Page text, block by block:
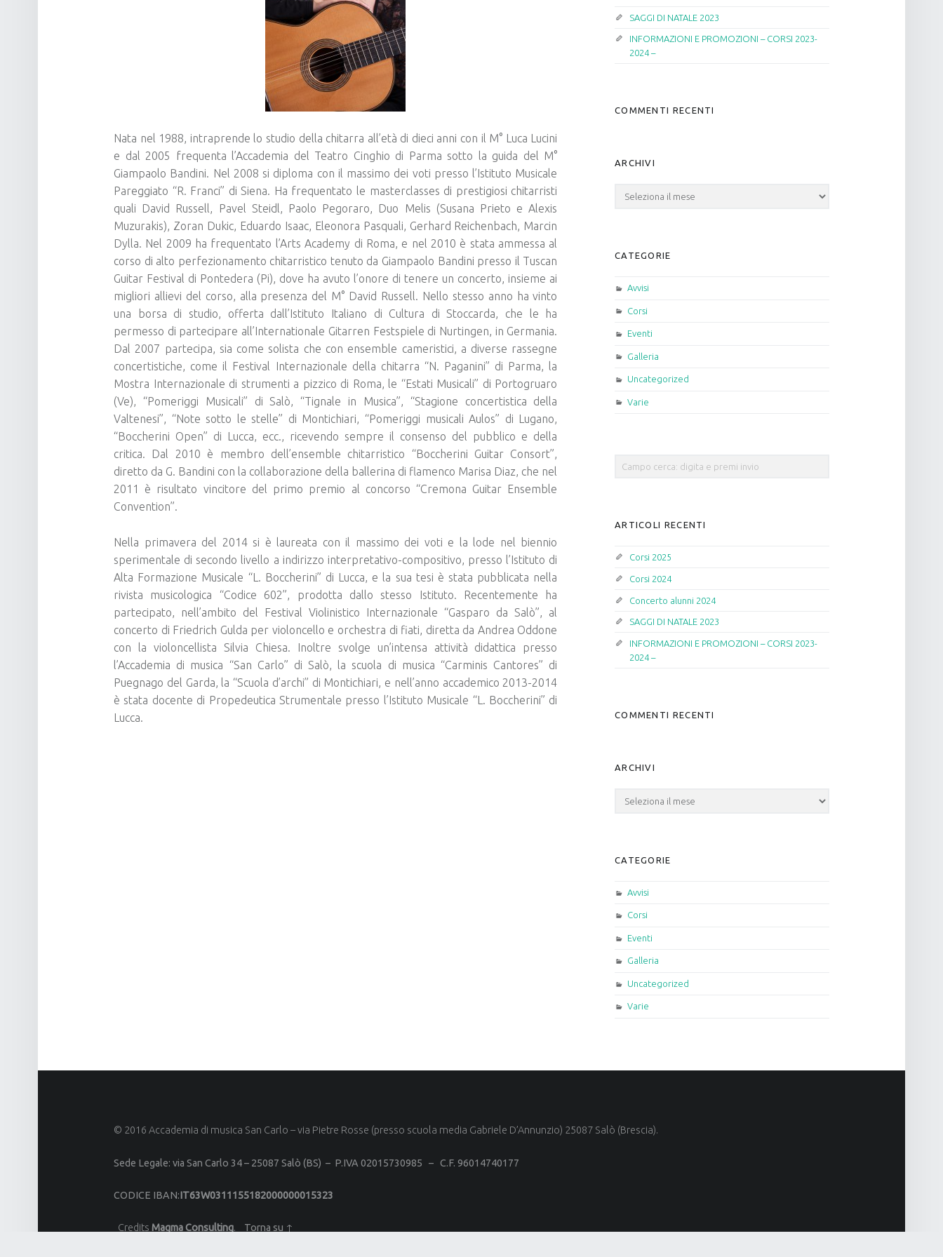
Nata nel 1988, intraprende lo studio della chitarra all’età di dieci anni con il M° Luca Lucini
e dal 2005 frequenta l’Accademia del Teatro Cinghio di Parma sotto la guida del M°
Giampaolo Bandini. Nel 2008 si diploma con il massimo dei voti presso l’Istituto Musicale
Pareggiato “R. Franci” di Siena. Ha frequentato le masterclasses di prestigiosi chitarristi
quali David Russell, Pavel Steidl, Paolo Pegoraro, Duo Melis (Susana Prieto e Alexis
Muzurakis), Zoran Dukic, Eduardo Isaac, Eleonora Pasquali, Gerhard Reichenbach, Marcin
Dylla. Nel 2009 ha frequentato l’Arts Academy di Roma, e nel 2010 è stata ammessa al
corso di alto perfezionamento chitarristico tenuto da Giampaolo Bandini presso il Tuscan
Guitar Festival di Pontedera (Pi), dove ha avuto l’onore di tenere un concerto, insieme ai
migliori allievi del corso, alla presenza del M° David Russell. Nello stesso anno ha vinto
una borsa di studio, offerta dall’Istituto Italiano di Cultura di Stoccarda, che le ha
permesso di partecipare all’Internationale Gitarren Festspiele di Nurtingen, in Germania.
Dal 2007 partecipa, sia come solista che con ensemble cameristici, a diverse rassegne
concertistiche, come il Festival Internazionale della chitarra “N. Paganini” di Parma, la
Mostra Internazionale di strumenti a pizzico di Roma, le “Estati Musicali” di Portogruaro
(Ve), “Pomeriggi Musicali” di Salò, “Tignale in Musica”, “Stagione concertistica della
Valtenesi”, “Note sotto le stelle” di Montichiari, “Pomeriggi musicali Aulos” di Lugano,
“Boccherini Open” di Lucca, ecc., ricevendo sempre il consenso del pubblico e della
critica. Dal 2010 è membro dell’ensemble chitarristico “Boccherini Guitar Consort”,
diretto da G. Bandini con la collaborazione della ballerina di flamenco Marisa Diaz, che nel
2011 è risultato vincitore del primo premio al concorso “Cremona Guitar Ensemble
Convention”.
Nella primavera del 2014 si è laureata con il massimo dei voti e la lode nel biennio
sperimentale di secondo livello a indirizzo interpretativo-compositivo, presso l’Istituto di
Alta Formazione Musicale “L. Boccherini” di Lucca, e la sua tesi è stata pubblicata nella
rivista musicologica “Codice 602”, prodotta dallo stesso Istituto. Recentemente ha
partecipato, nell’ambito del Festival Violinistico Internazionale “Gasparo da Salò”, al
concerto di Friedrich Gulda per violoncello e orchestra di fiati, diretta da Andrea Oddone
con la violoncellista Silvia Chiesa. Inoltre svolge un’intensa attività didattica presso
l’Accademia di musica “San Carlo” di Salò, la scuola di musica “Carminis Cantores” di
Puegnago del Garda, la “Scuola d’archi” di Montichiari, e nell’anno accademico 2013-2014
è stata docente di Propedeutica Strumentale presso l’Istituto Musicale “L. Boccherini” di
Lucca.
SAGGI DI NATALE 2023
INFORMAZIONI E PROMOZIONI – CORSI 2023-
2024 –
COMMENTI RECENTI
ARCHIVI
Archivi
CATEGORIE
Avvisi
Corsi
Eventi
Galleria
Uncategorized
Varie
ARTICOLI RECENTI
Corsi 2025
Corsi 2024
Concerto alunni 2024
SAGGI DI NATALE 2023
INFORMAZIONI E PROMOZIONI – CORSI 2023-
2024 –
COMMENTI RECENTI
ARCHIVI
Archivi
CATEGORIE
Avvisi
Corsi
Eventi
Galleria
Uncategorized
Varie
© 2016 Accademia di musica San Carlo – via Pietre Rosse (presso scuola media Gabriele D’Annunzio) 25087 Salò (Brescia).
Sede Legale: via San Carlo 34 – 25087 Salò (BS) – P.IVA 02015730985 – C.F. 96014740177
CODICE IBAN:IT63W0311155182000000015323
Credits Magma Consulting. Torna su ↑